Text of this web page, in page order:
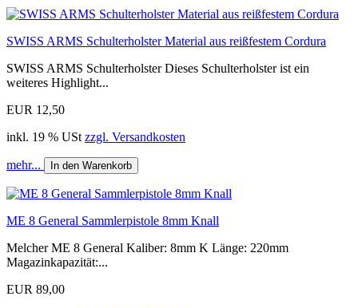
SWISS ARMS Schulterholster Material aus reißfestem Cordura
SWISS ARMS Schulterholster Dieses Schulterholster ist ein
weiteres Highlight...
EUR 12,50
inkl. 19 % USt zzgl. Versandkosten
mehr... In den Warenkorb
ME 8 General Sammlerpistole 8mm Knall
Melcher ME 8 General Kaliber: 8mm K Länge: 220mm
Magazinkapazität:...
EUR 89,00